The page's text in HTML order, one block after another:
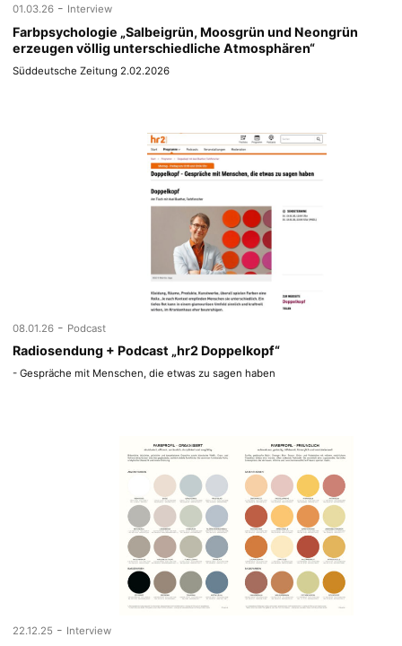
01.03.26 - Interview
Farbpsychologie „Salbeigrün, Moosgrün und Neongrün
erzeugen völlig unterschiedliche Atmosphären“
Süddeutsche Zeitung 2.02.2026
08.01.26 - Podcast
Radiosendung + Podcast „hr2 Doppelkopf“
- Gespräche mit Menschen, die etwas zu sagen haben
22.12.25 - Interview